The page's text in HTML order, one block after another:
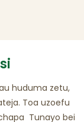
huduma zetu,
Toa uzoefu
Tunayo bei